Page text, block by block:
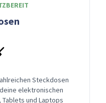
Steckdosen
elektronischen
und Laptops